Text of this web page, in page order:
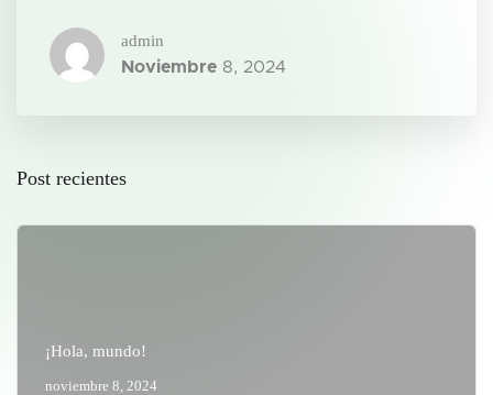
admin
Noviembre 8, 2024
Post recientes
¡Hola, mundo!
noviembre 8, 2024